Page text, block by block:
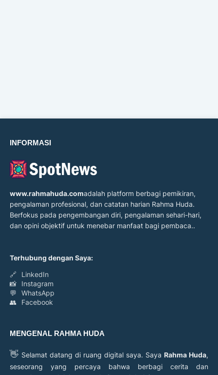
INFORMASI
www.rahmahuda.comadalah platform berbagi pemikiran,
pengalaman profesional, dan catatan harian Rahma Huda.
Berfokus pada pengembangan diri, pengalaman sehari-hari,
dan opini objektif untuk menebar manfaat bagi pembaca..
Terhubung dengan Saya:
🔗
LinkedIn
📸
Instagram
💬
WhatsApp
👥
Facebook
MENGENAL RAHMA HUDA
👋 Selamat datang di ruang digital saya. Saya Rahma Huda,
seseorang yang percaya bahwa berbagi cerita dan